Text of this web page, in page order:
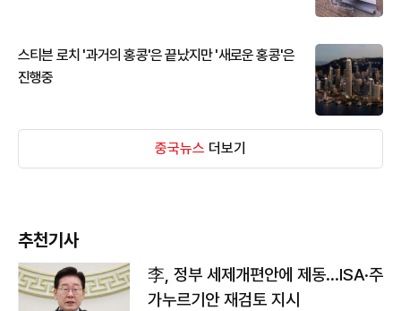
스티븐 로치 '과거의 홍콩'은 끝났지만 '새로운 홍콩'은
진행중
중국뉴스 더보기
추천기사
李, 정부 세제개편안에 제동…ISA·주
가누르기안 재검토 지시